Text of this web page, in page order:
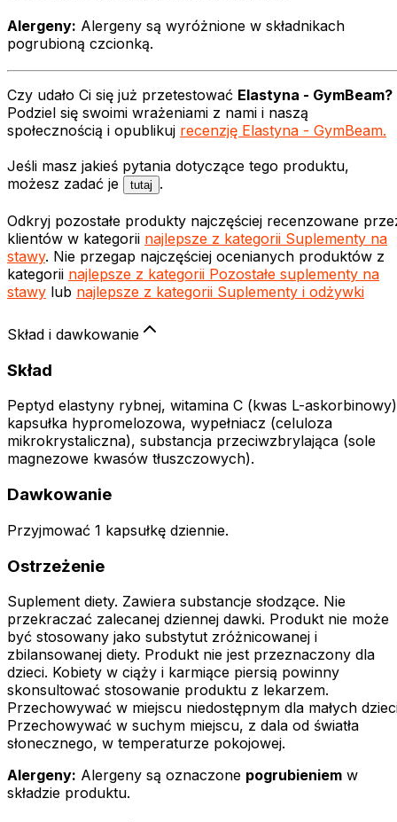
Alergeny: Alergeny są wyróżnione w składnikach
pogrubioną czcionką.
Czy udało Ci się już przetestować Elastyna - GymBeam?
Podziel się swoimi wrażeniami z nami i naszą
społecznością i opublikuj recenzję Elastyna - GymBeam.
Jeśli masz jakieś pytania dotyczące tego produktu,
możesz zadać je
tutaj .
Odkryj pozostałe produkty najczęściej recenzowane
klientów w kategorii najlepsze z kategorii Suplementy na
stawy. Nie przegap najczęściej ocenianych produktów z
kategorii najlepsze z kategorii Pozostałe suplementy na
stawy lub najlepsze z kategorii Suplementy i odżywki
Skład i dawkowanie
Skład
Peptyd elastyny rybnej, witamina C (kwas L-
kapsułka hypromelozowa, wypełniacz (celuloza
mikrokrystaliczna), substancja przeciwzbrylająca (sole
magnezowe kwasów tłuszczowych).
Dawkowanie
Przyjmować 1 kapsułkę dziennie.
Ostrzeżenie
Suplement diety. Zawiera substancje słodzące. Nie
przekraczać zalecanej dziennej dawki. Produkt nie może
być stosowany jako substytut zróżnicowanej i
zbilansowanej diety. Produkt nie jest przeznaczony dla
dzieci. Kobiety w ciąży i karmiące piersią powinny
skonsultować stosowanie produktu z lekarzem.
Przechowywać w miejscu niedostępnym dla małych
Przechowywać w suchym miejscu, z dala od światła
słonecznego, w temperaturze pokojowej.
Alergeny: Alergeny są oznaczone pogrubieniem w
składzie produktu.